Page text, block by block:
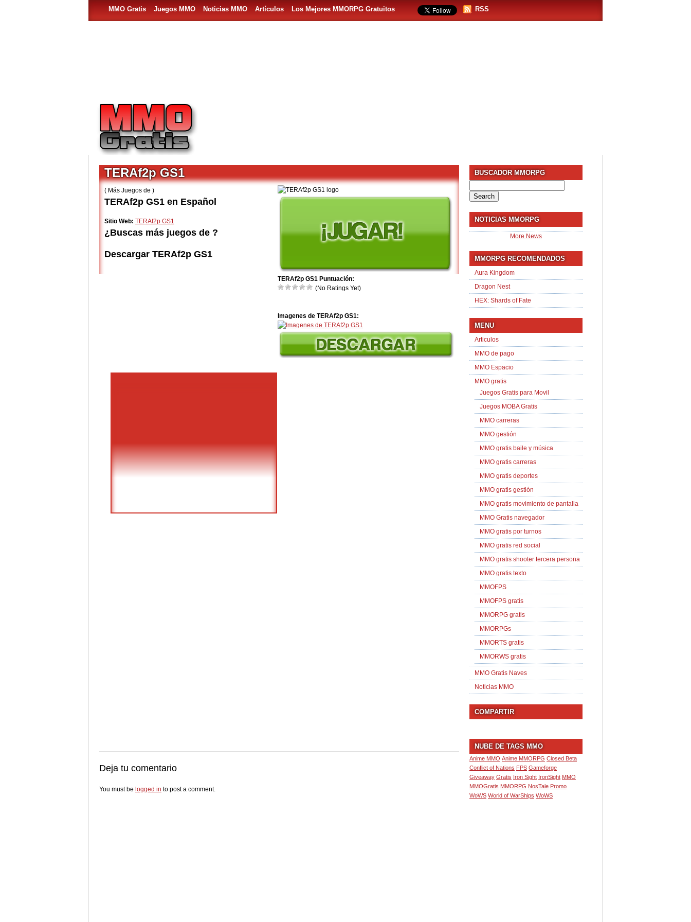
MMO Gratis Juegos MMO Noticias MMO Artículos Los Mejores MMORPG Gratuitos RSS
TERAf2p GS1 Puntuación:
(No Ratings Yet)
Imagenes de TERAf2p GS1:
TERAf2p GS1
( Más Juegos de )
TERAf2p GS1 en Español
Sitio Web: TERAf2p GS1
¿Buscas más juegos de ?
Descargar TERAf2p GS1
Deja tu comentario
You must be logged in to post a comment.
BUSCADOR MMORPG
for:
NOTICIAS MMORPG
More News
MMORPG RECOMENDADOS
Aura Kingdom
Dragon Nest
HEX: Shards of Fate
MENU
Articulos
MMO de pago
MMO Espacio
MMO gratis
Juegos Gratis para Movil
Juegos MOBA Gratis
MMO carreras
MMO gestión
MMO gratis baile y música
MMO gratis carreras
MMO gratis deportes
MMO gratis gestión
MMO gratis movimiento de pantalla
MMO Gratis navegador
MMO gratis por turnos
MMO gratis red social
MMO gratis shooter tercera persona
MMO gratis texto
MMOFPS
MMOFPS gratis
MMORPG gratis
MMORPGs
MMORTS gratis
MMORWS gratis
MMO Gratis Naves
Noticias MMO
COMPARTIR
NUBE DE TAGS MMO
Anime MMO Anime MMORPG Closed Beta
Conflict of Nations FPS Gameforge
Giveaway Gratis Iron Sight IronSight MMO
MMOGratis MMORPG NosTale Promo
WoWS World of WarShips WoWS